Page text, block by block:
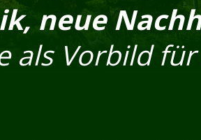
neue
als Vorbild